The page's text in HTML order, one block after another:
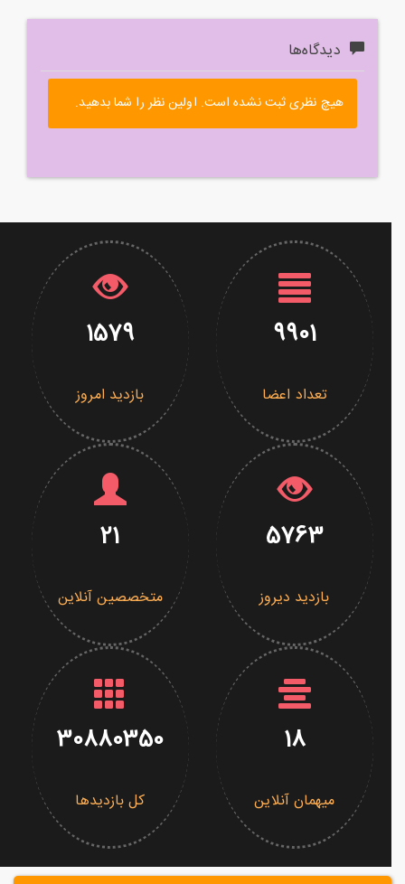
دیدگاه‌ها
هیچ نظری ثبت نشده است. اولین نظر را شما بدهید.
9901
تعداد اعضا
1579
بازدید امروز
5763
بازدید دیروز
21
متخصصین آنلاین
18
میهمان آنلاین
30880350
کل بازدیدها